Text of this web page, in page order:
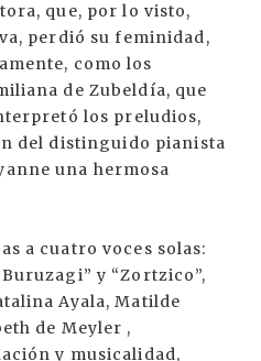
que, por lo visto,
perdió su feminidad,
como los
de Zubeldía, que
los preludios,
del distinguido pianista
una hermosa
a cuatro voces solas:
y “Zortzico”,
Ayala, Matilde
de Meyler ,
y musicalidad,